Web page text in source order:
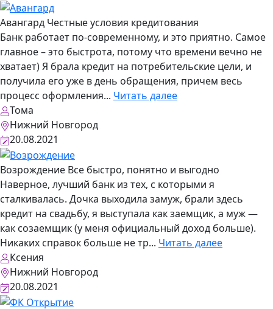
Авангард Честные условия кредитования
Банк работает по-современному, и это приятно. Самое
главное – это быстрота, потому что времени вечно не
хватает) Я брала кредит на потребительские цели, и
получила его уже в день обращения, причем весь
процесс оформления... Читать далее
Тома
Нижний Новгород
20.08.2021
Возрождение Все быстро, понятно и выгодно
Наверное, лучший банк из тех, с которыми я
сталкивалась. Дочка выходила замуж, брали здесь
кредит на свадьбу, я выступала как заемщик, а муж —
как созаемщик (у меня официальный доход больше).
Никаких справок больше не тр... Читать далее
Ксения
Нижний Новгород
20.08.2021